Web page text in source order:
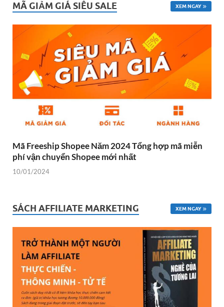
MÃ GIẢM GIÁ SIÊU SALE XEM NGAY
Mã Freeship Shopee Năm 2024 Tổng hợp mã miễn
phí vận chuyển Shopee mới nhất
10/01/2024
SÁCH AFFILIATE MARKETING XEM NGAY